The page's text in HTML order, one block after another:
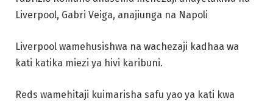
Liverpool, Gabri Veiga, anajiunga na Napoli
Liverpool wamehusishwa na wachezaji kadhaa wa
kati katika miezi ya hivi karibuni.
Reds wamehitaji kuimarisha safu yao ya kati kwa